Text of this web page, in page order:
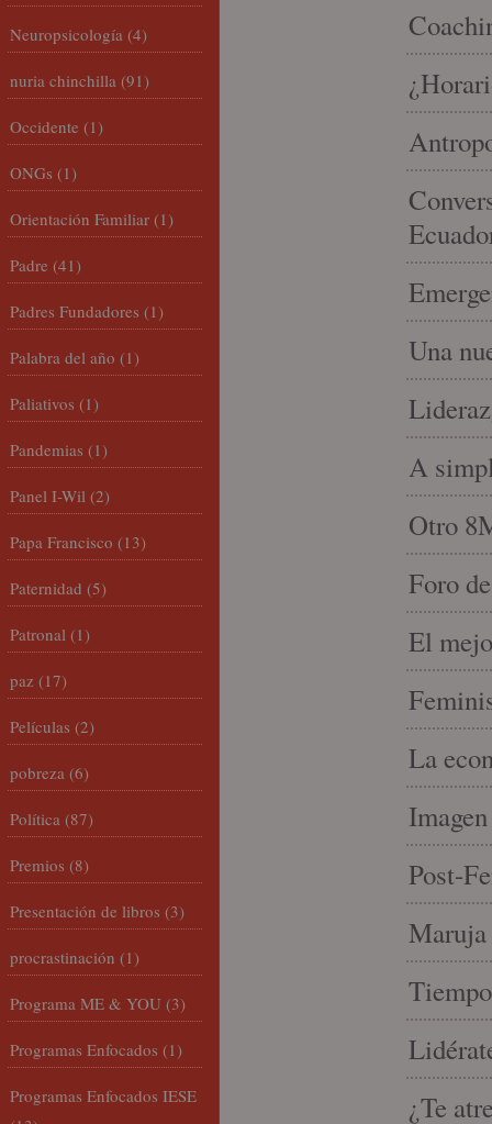
Una
A
Otro
Foro
El
La
Post-
Maruja
¿Te
Neuropsicología (4)
nuria chinchilla (91)
Occidente (1)
ONGs (1)
Orientación Familiar (1)
Padre (41)
Padres Fundadores (1)
Palabra del año (1)
Paliativos (1)
Pandemias (1)
Panel I-Wil (2)
Papa Francisco (13)
Paternidad (5)
Patronal (1)
paz (17)
Películas (2)
pobreza (6)
Política (87)
Premios (8)
Presentación de libros (3)
procrastinación (1)
Programa ME & YOU (3)
Programas Enfocados (1)
Programas Enfocados IESE